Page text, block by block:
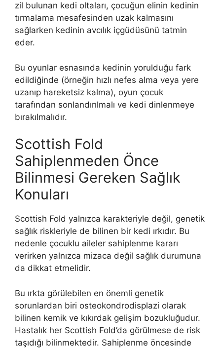
zil bulunan kedi oltaları, çocuğun elinin kedinin
tırmalama mesafesinden uzak kalmasını
sağlarken kedinin avcılık içgüdüsünü tatmin
eder.
Bu oyunlar esnasında kedinin yorulduğu fark
edildiğinde (örneğin hızlı nefes alma veya yere
uzanıp hareketsiz kalma), oyun çocuk
tarafından sonlandırılmalı ve kedi dinlenmeye
bırakılmalıdır.
Scottish Fold
Sahiplenmeden Önce
Bilinmesi Gereken Sağlık
Konuları
Scottish Fold yalnızca karakteriyle değil, genetik
sağlık riskleriyle de bilinen bir kedi ırkıdır. Bu
nedenle çocuklu aileler sahiplenme kararı
verirken yalnızca mizaca değil sağlık durumuna
da dikkat etmelidir.
Bu ırkta görülebilen en önemli genetik
sorunlardan biri osteokondrodisplazi olarak
bilinen kemik ve kıkırdak gelişim bozukluğudur.
Hastalık her Scottish Fold’da görülmese de risk
taşıdığı bilinmektedir. Sahiplenme öncesinde